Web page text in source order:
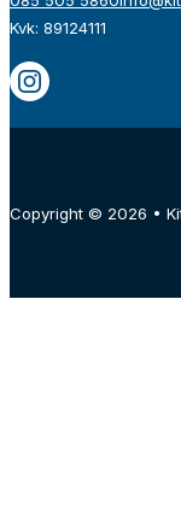
Kvk: 89124111
Copyright © 2026 •